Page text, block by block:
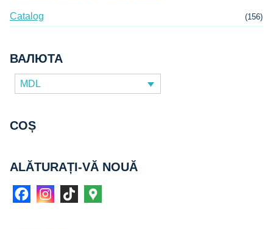
Catalog (156)
ВАЛЮТА
MDL
COȘ
ALĂTURAȚI-VĂ NOUĂ